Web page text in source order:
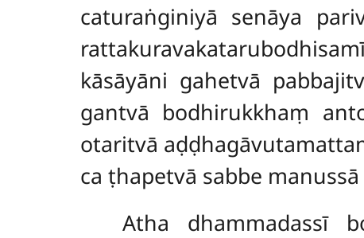
caturaṅginiyā senāya
kāsāyāni gahetvā
gantvā bodhirukkhaṃ
otaritvā
ca ṭhapetvā sabbe
Atha dhammadassī